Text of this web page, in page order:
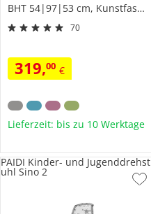
BHT 54|97|53 cm, Kunstfaser
70
319,00 €
Lieferzeit: bis zu 10 Werktage
PAIDI Kinder- und Jugenddrehst
uhl Sino 2